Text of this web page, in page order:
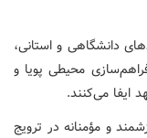
دانشگاهی و استانی،
محیطی پویا و
ایفا می‌کنند.
و مؤمنانه در ترویج